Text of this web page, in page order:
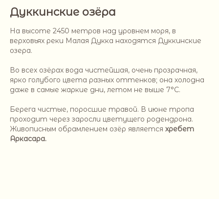
Дуккинские озёра
На высоте 2450 метров над уровнем моря, в
верховьях реки Малая Дукка находятся Дуккинские
озера.
Во всех озёрах вода чистейшая, очень прозрачная,
ярко голубого цвета разных оттенков; она холодна
даже в самые жаркие дни, летом не выше 7°С.
Берега чистые, поросшие травой. В июне тропа
проходит через заросли цветущего родендрона.
Живописным обрамлением озёр является хребет
Аркасара.